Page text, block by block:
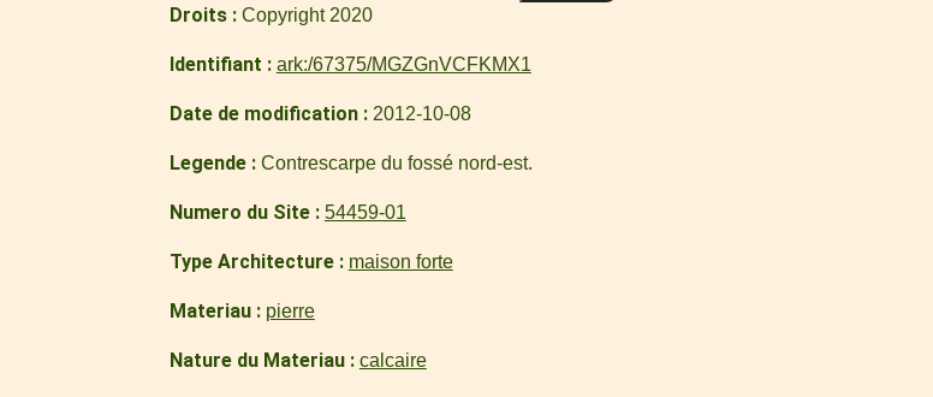
Droits Copyright 2020
Identifiant ark:/67375/MGZGnVCFKMX1
Date de modification 2012-10-08
Legende Contrescarpe du fossé nord-est.
Numero du Site 54459-01
Type Architecture maison forte
Materiau pierre
Nature du Materiau calcaire